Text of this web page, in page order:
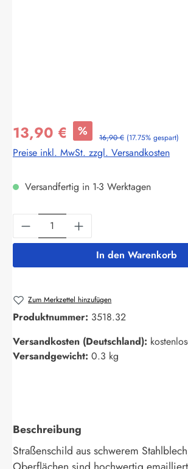
13,90 € % 16,90 € (17.75% gespart)
Preise inkl. MwSt. zzgl. Versandkosten
Versandfertig in 1-3 Werktagen
Produkt Anzahl: Gib den
In den Warenkorb
Zum Merkzettel hinzufügen
Produktnummer: 3518.32
Versandkosten (Deutschland):
Versandgewicht: 0.3 kg
Beschreibung
Straßenschild aus schwerem